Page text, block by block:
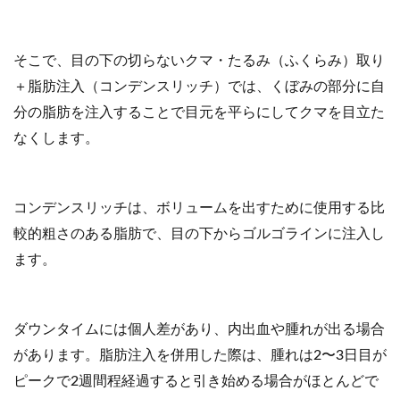
そこで、目の下の切らないクマ・たるみ（ふくらみ）取り
＋脂肪注入（コンデンスリッチ）では、くぼみの部分に自
分の脂肪を注入することで目元を平らにしてクマを目立た
なくします。
コンデンスリッチは、ボリュームを出すために使用する比
較的粗さのある脂肪で、目の下からゴルゴラインに注入し
ます。
ダウンタイムには個人差があり、内出血や腫れが出る場合
があります。脂肪注入を併用した際は、腫れは2〜3日目が
ピークで2週間程経過すると引き始める場合がほとんどで